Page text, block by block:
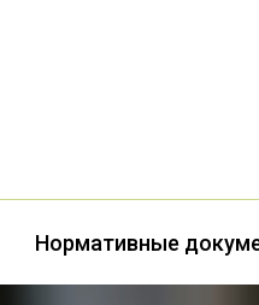
Нормативные